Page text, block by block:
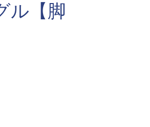
ル【脚